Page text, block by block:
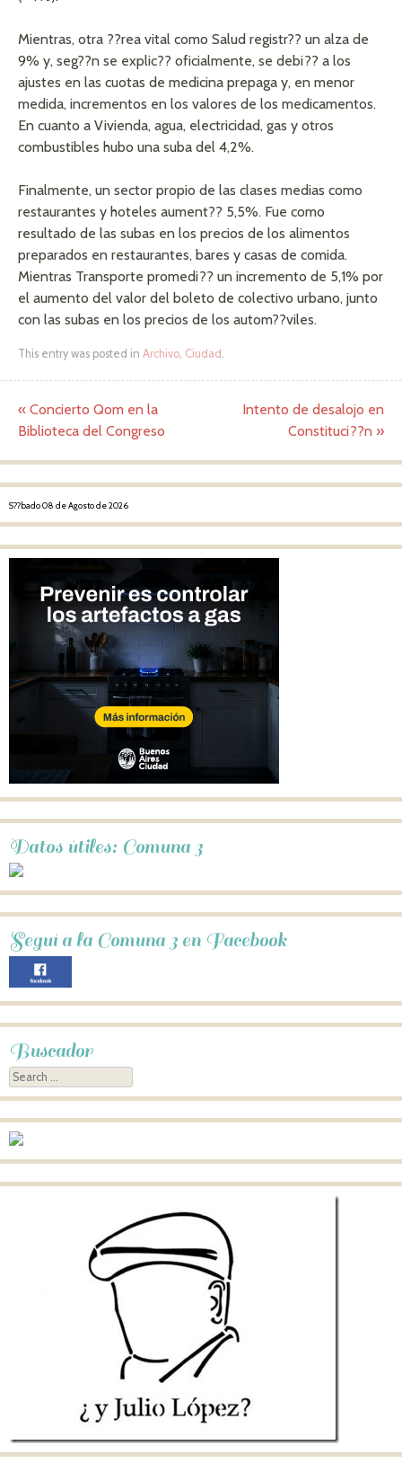
Mientras, otra ??rea vital como Salud registr?? un alza de
9% y, seg??n se explic?? oficialmente, se debi?? a los
ajustes en las cuotas de medicina prepaga y, en menor
medida, incrementos en los valores de los medicamentos.
En cuanto a Vivienda, agua, electricidad, gas y otros
combustibles hubo una suba del 4,2%.
Finalmente, un sector propio de las clases medias como
restaurantes y hoteles aument?? 5,5%. Fue como
resultado de las subas en los precios de los alimentos
preparados en restaurantes, bares y casas de comida.
Mientras Transporte promedi?? un incremento de 5,1% por
el aumento del valor del boleto de colectivo urbano, junto
con las subas en los precios de los autom??viles.
This entry was posted in Archivo, Ciudad .
Post navigation
« Concierto Qom en la
Biblioteca del Congreso
Intento de desalojo en
Constituci??n »
S??bado 08 de Agosto de 2026
Datos útiles: Comuna 3
Seguí a la Comuna 3 en Facebook
Buscador
Search